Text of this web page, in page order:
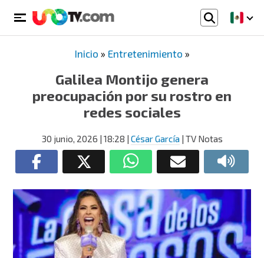
Inicio » Entretenimiento »
Galilea Montijo genera
preocupación por su rostro en
redes sociales
30 junio, 2026 | 18:28 | César García | TV Notas